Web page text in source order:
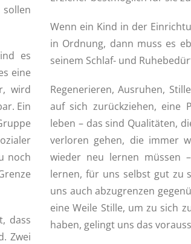
es
eine
wird
Ein
noch
dass
Zwei
Wenn ein Kind in der
in Ordnung, dann muss es
seinem Schlaf- und
Regenerieren, Ausruhen,
auf sich zurückziehen, eine
leben – das sind Qualitäten,
verloren gehen, die immer
wieder neu lernen müssen
lernen, für uns selbst gut zu
uns auch abzugrenzen
eine Weile Stille, um zu sich
haben, gelingt uns das